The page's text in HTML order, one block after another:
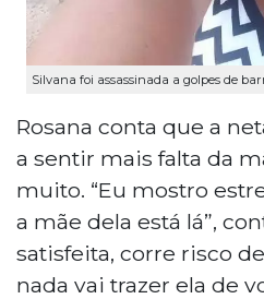
Silvana foi assassinada a golpes de
Rosana conta que a
a sentir mais falta da
muito. “Eu mostro
a mãe dela está lá”,
satisfeita, corre risco
nada vai trazer ela de